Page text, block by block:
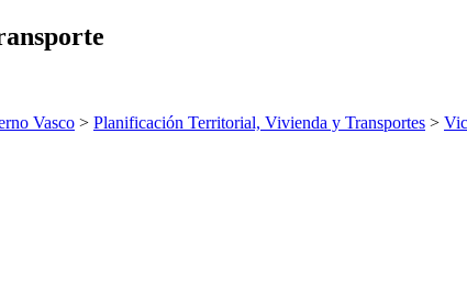
Vasco > Planificación Territorial, Vivienda y Transportes >